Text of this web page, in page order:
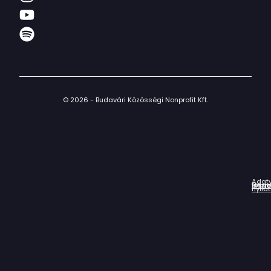
© 2026 - Budavári Közösségi Nonprofit Kft.